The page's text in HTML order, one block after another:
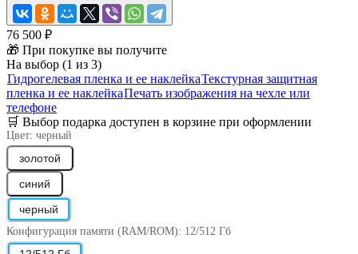
76 500 ₽
🎁 При покупке вы получите
На выбор (1 из 3)
Гидрогелевая пленка и ее наклейкаТекстурная защитная
пленка и ее наклейкаПечать изображения на чехле или
телефоне
🛒 Выбор подарка доступен в корзине при оформлении
Цвет: черный
золотой
синий
черный
Конфигурация памяти (RAM/ROM): 12/512 Гб